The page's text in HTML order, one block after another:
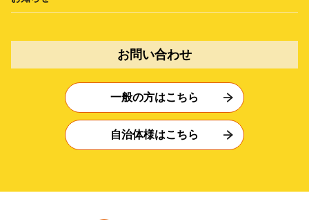
お問い合わせ
一般の方はこちら
自治体様はこちら